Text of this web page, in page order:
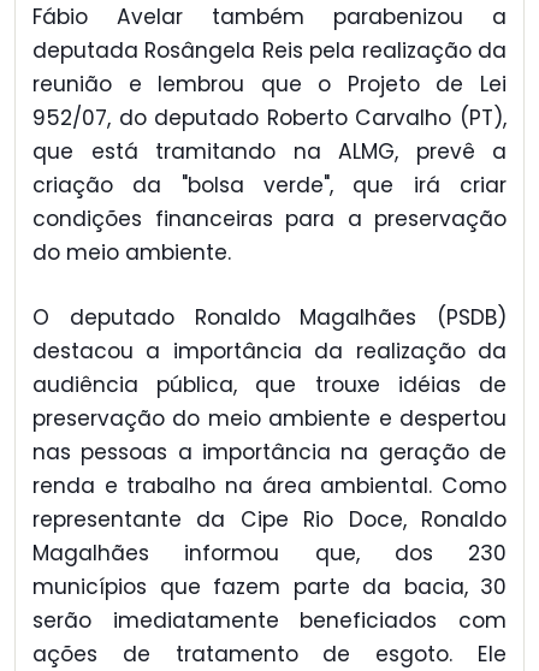
Fábio Avelar também parabenizou a
deputada Rosângela Reis pela realização da
reunião e lembrou que o Projeto de Lei
952/07, do deputado Roberto Carvalho (PT),
que está tramitando na ALMG, prevê a
criação da "bolsa verde", que irá criar
condições financeiras para a preservação
do meio ambiente.
O deputado Ronaldo Magalhães (PSDB)
destacou a importância da realização da
audiência pública, que trouxe idéias de
preservação do meio ambiente e despertou
nas pessoas a importância na geração de
renda e trabalho na área ambiental. Como
representante da Cipe Rio Doce, Ronaldo
Magalhães informou que, dos 230
municípios que fazem parte da bacia, 30
serão imediatamente beneficiados com
ações de tratamento de esgoto. Ele